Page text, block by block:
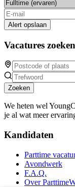
Alert opslaan
Vacatures zoeken
Zoeken
We heten wel
je al wat meer
Kandidaten
Parttime
Avondwerk
F.A.Q.
Over